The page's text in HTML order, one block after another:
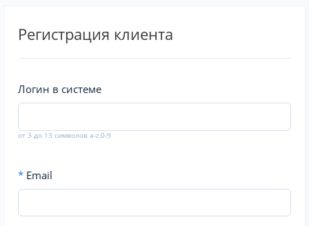
Регистрация клиента
Логин в системе
от 3 до 13 символов a-z,0-9
* Email